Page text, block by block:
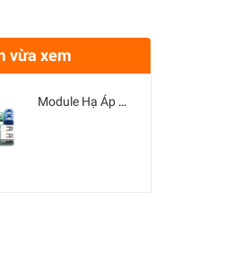
vừa xem
Module Hạ Áp Buck DC-DC Vin 9V-38V Vout 5V 5A HW-638 Chất Lượng Cao